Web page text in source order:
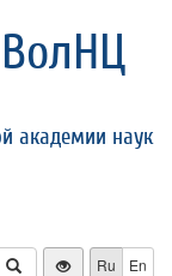
ВолНЦ
академии наук
Ru En